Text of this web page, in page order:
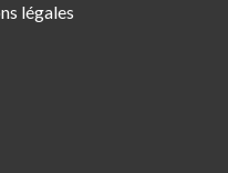
légales